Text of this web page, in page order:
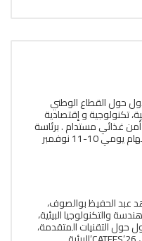
حول القطاع الوطني
تكنولوجية و إقتصادية
غذائي مستدام . برئاسة
الدكتورة نويشي سهام يومي 10-11 نوفمبر
عبد الحفيظ بوالصوف،
والتكنولوجيا البیئیة،
حول التقنيات المتقدمة،